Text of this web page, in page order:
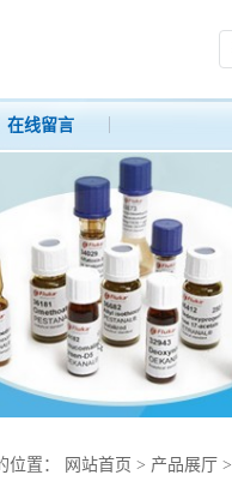
在线留言
位置： 网站首页 > 产品展厅 >